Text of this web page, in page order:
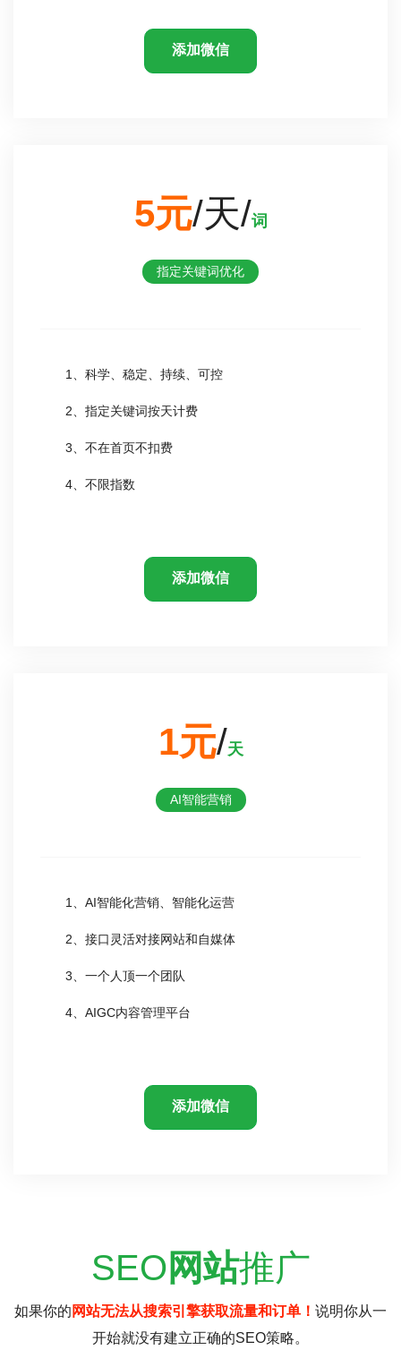
添加微信
5元/天/词
指定关键词优化
1、科学、稳定、持续、可控
2、指定关键词按天计费
3、不在首页不扣费
4、不限指数
添加微信
1元/天
AI智能营销
1、AI智能化营销、智能化运营
2、接口灵活对接网站和自媒体
3、一个人顶一个团队
4、AIGC内容管理平台
添加微信
SEO 网站推广
如果你的 网站无法从搜索引擎获取流量和订单！ 说明你从一
开始就没有建立正确的SEO策略。